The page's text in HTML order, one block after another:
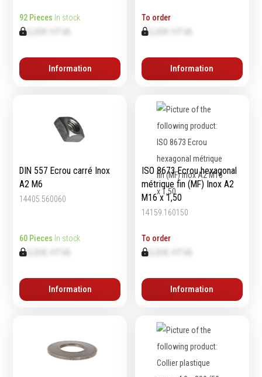
d'atelier
Levage & transport
haute température
Marquage & Signalisation
Travail du tube
Nettoyage & entretien
Equipement
Echelles & Escabeaux
Graissage & huilage
92 Pieces In stock
0,00€ HTVA
Information
To order
Information
DIN 557 Ecrou carré Inox
A2 M6
14405.560060
60 Pieces In stock
0,00€ HTVA
Information
ISO 8673 Ecrou hexagonal
métrique fin (MF) Inox A2
M16 x 1,50
14159.160150
To order
Information